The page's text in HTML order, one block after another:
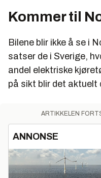
Kommer til
Bilene blir ikke å se i
satser de i Sverige,
andel elektriske
på sikt blir det aktuelt
ARTIKKELEN
ANNONSE